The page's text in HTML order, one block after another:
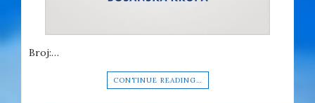
Broj:…
CONTINUE READING…